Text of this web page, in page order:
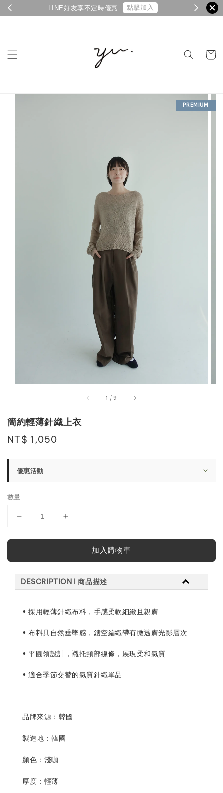
LINE好友享不定時優惠 點擊加入
1 /9
PREMIUM
簡約輕薄針織上衣
Regular
NT$ 1,050
優惠活動
數量
加入購物車
DESCRIPTION l 商品描述
• 採用輕薄針織布料，手感柔軟細緻且親膚
• 布料具自然垂墜感，鏤空編織帶有微透膚光影層次
• 平圓領設計，襯托頸部線條，展現柔和氣質
• 適合季節交替的氣質針織單品
品牌來源：韓國
製造地：韓國
顏色：淺咖
厚度： 輕薄